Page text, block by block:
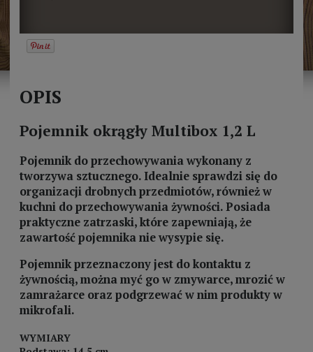
OPIS
Pojemnik okrągły Multibox 1,2 L
Pojemnik do przechowywania wykonany z
tworzywa sztucznego. Idealnie sprawdzi się do
organizacji drobnych przedmiotów, również w
kuchni do przechowywania żywności. Posiada
praktyczne zatrzaski, które zapewniają, że
zawartość pojemnika nie wysypie się.
Pojemnik przeznaczony jest do kontaktu z
żywnością, można myć go w zmywarce, mrozić w
zamrażarce oraz podgrzewać w nim produkty w
mikrofali.
WYMIARY